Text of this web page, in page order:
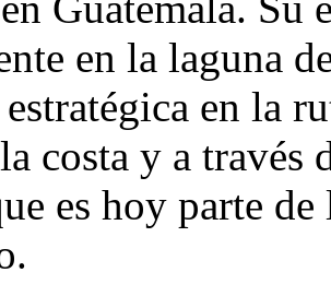
en la laguna
en la
costa y a través
es hoy parte